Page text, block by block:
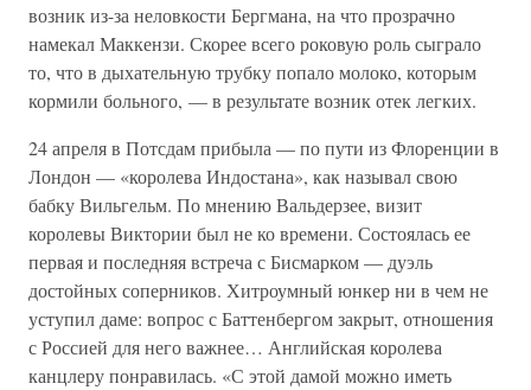
возник из-за неловкости Бергмана, на что прозрачно
намекал Маккензи. Скорее всего роковую роль сыграло
то, что в дыхательную трубку попало молоко, которым
кормили больного, — в результате возник отек легких.
24 апреля в Потсдам прибыла — по пути из Флоренции в
Лондон — «королева Индостана», как называл свою
бабку Вильгельм. По мнению Вальдерзее, визит
королевы Виктории был не ко времени. Состоялась ее
первая и последняя встреча с Бисмарком — дуэль
достойных соперников. Хитроумный юнкер ни в чем не
уступил даме: вопрос с Баттенбергом закрыт, отношения
с Россией для него важнее… Английская королева
канцлеру понравилась. «С этой дамой можно иметь